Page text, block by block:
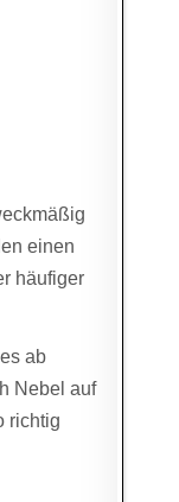
einen
häufiger
ab
Nebel auf
richtig